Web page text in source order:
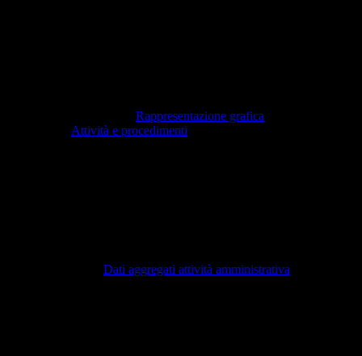
Rappresentazione grafica
Attività e procedimenti
Dati aggregati attività amministrativa